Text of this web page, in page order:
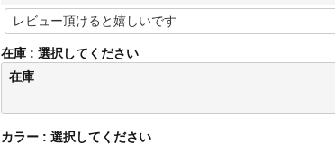
在庫
選択してください
在庫
カラー 選択してください